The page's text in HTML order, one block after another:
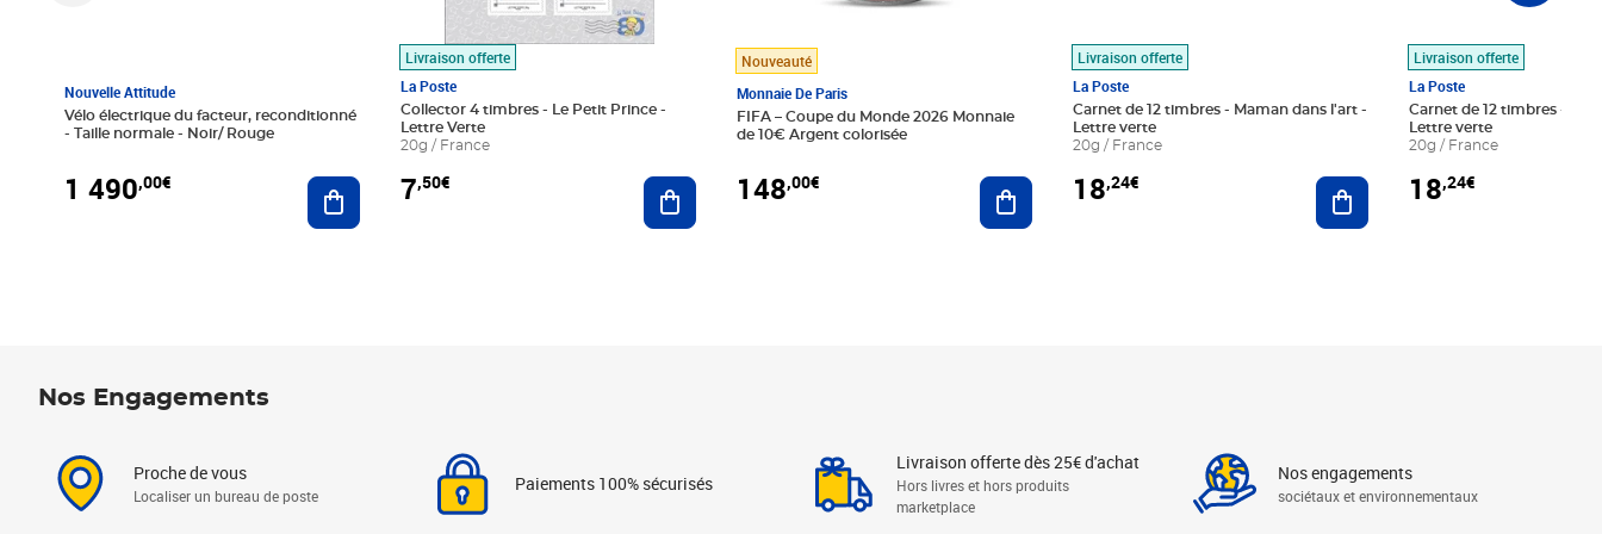
Nouvelle Attitude
Vélo électrique du facteur, reconditionné
- Taille normale - Noir/ Rouge
1 490,00€ Ajouter au panier
Livraison offerte
La Poste
Collector 4 timbres - Le Petit Prince -
Lettre Verte
20g / France
7,50€ Ajouter au panier
Nouveauté
Monnaie De Paris
FIFA – Coupe du Monde 2026 Monnaie
de 10€ Argent colorisée
148,00€ Ajouter au panier
Livraison offerte
La Poste
Carnet de 12 timbres - Maman dans l'art -
Lettre verte
20g / France
18,24€ Ajouter au panier
Livraison offerte
La Poste
Carnet de 12 timbres - Le
Lettre verte
20g / France
18,24€
Nos Engagements
Proche de vous
Localiser un bureau de poste
Paiements 100% sécurisés
Livraison offerte dès 25€ d'achat
Hors livres et hors produits
marketplace
Nos engagements
sociétaux et environnementaux